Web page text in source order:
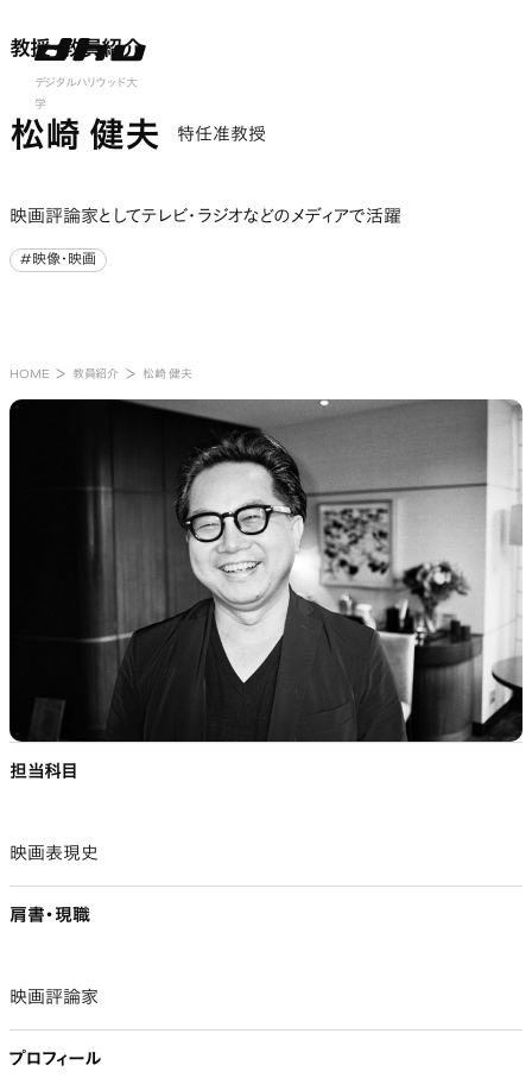
デジタルハリウッド大
学
open
教授・教員紹介
松崎 健夫 特任准教授
映画評論家としてテレビ・ラジオなどのメディアで活躍
#映像・映画
HOME 教員紹介 松崎 健夫
担当科目
映画表現史
肩書・現職
映画評論家
プロフィール